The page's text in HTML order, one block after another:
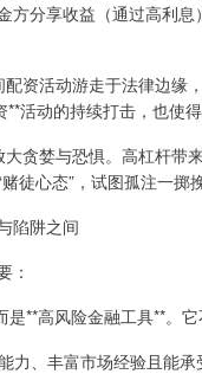
方分享收益（通过高利
资活动游走于法律边
活动的持续打击，也使
贪婪与恐惧。高杠杆带
徒心态”，试图孤注一掷
陷阱之间
：
**高风险金融工具**。
力、丰富市场经验且能